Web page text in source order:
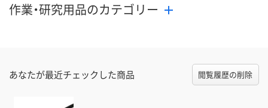
作業・研究用品のカテゴリー
あなたが最近チェックした商品 閲覧履歴の削除